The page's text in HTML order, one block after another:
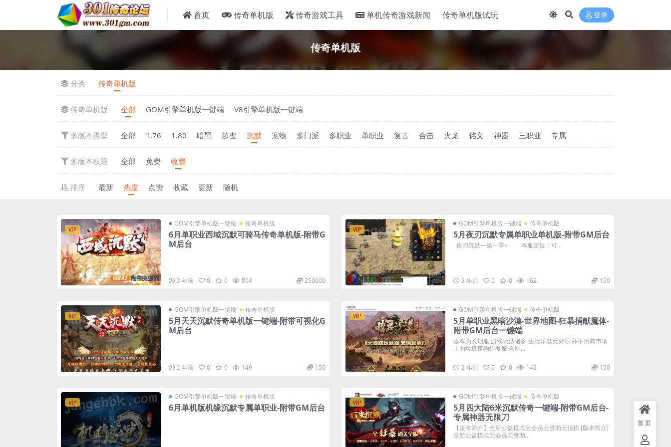
首页 传奇单机版 传奇游戏工具 单机传奇游戏新闻 传奇单机版试玩 登录
传奇单机版
分类 传奇单机版
传奇单机版 全部 GOM引擎单机版一键端 V8引擎单机版一键端
多版本类型 全部 1.76 1.80 暗黑 超变 沉默 宠物 多门派 多职业 单职业 复古 合击 火龙 铭文 神器 三职业 专属
多版本权限 全部 免费 收费
排序 最新 热度 点赞 收藏 更新 随机
VIP
GOM引擎单机版一键端 传奇单机版
6月单职业西域沉默可骑马传奇单机版-附带G
M后台
2 年前 0 0 804 250000
VIP
GOM引擎单机版一键端 传奇单机版
5月夜刃沉默专属单职业单机版-附带GM后台
夜刃沉默—第一季< 本服定位：可...
2 年前 0 0 162 150
VIP
GOM引擎单机版一键端 传奇单机版
5月天天沉默传奇单机版一键端-附带可视化G
M后台
2 年前 0 0 149 150
VIP
GOM引擎单机版一键端 传奇单机版
5月单职业黑暗沙漠-世界地图-狂暴捐献魔体-
附带GM后台一键端
版本为长期服 游戏玩法诸多 生活乐趣无穷尽 并不目前市场
上的垃圾废物快餐服 合区...
2 年前 0 0 142 150
VIP
GOM引擎单机版一键端 传奇单机版
6月单机版机缘沉默专属单职业-附带GM后台 VIP
GOM引擎单机版一键端 传奇单机版
5月四大陆6米沉默传奇一键端-附带GM后台-
专属神器无限刀
【版本简介】全新公益模式无会员无赞助无顶榜 [版本简介]
全新公益模式无会员无赞助...
首页